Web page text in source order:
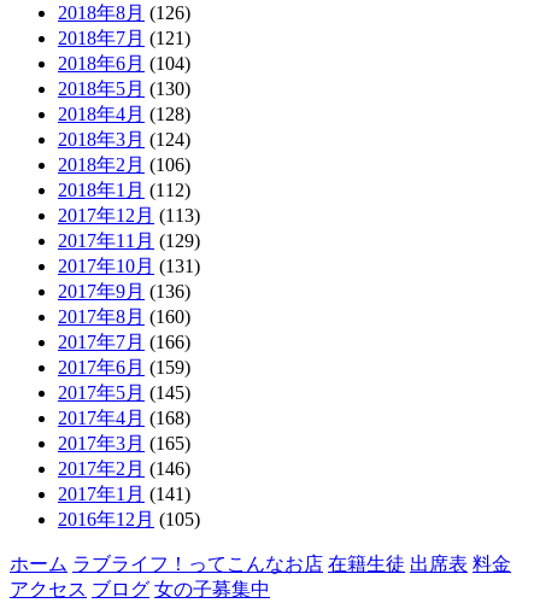
2018年8月 (126)
2018年7月 (121)
2018年6月 (104)
2018年5月 (130)
2018年4月 (128)
2018年3月 (124)
2018年2月 (106)
2018年1月 (112)
2017年12月 (113)
2017年11月 (129)
2017年10月 (131)
2017年9月 (136)
2017年8月 (160)
2017年7月 (166)
2017年6月 (159)
2017年5月 (145)
2017年4月 (168)
2017年3月 (165)
2017年2月 (146)
2017年1月 (141)
2016年12月 (105)
ホーム ラブライフ！ってこんなお店 在籍生徒 出席表 料金
アクセス ブログ 女の子募集中